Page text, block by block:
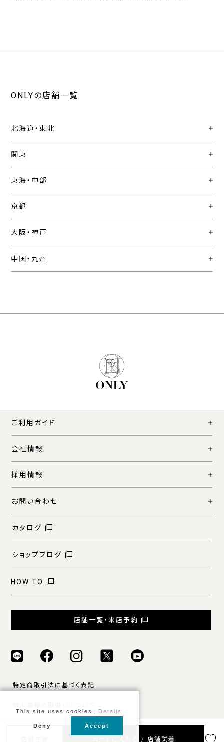
カートに入れる / 店舗試着
ONLYの店舗一覧
北海道・東北
関東
東海・中部
京都
大阪・神戸
中国・九州
ご利用ガイド
会社情報
採用情報
お問い合わせ
カタログ
ショップブログ
HOW TO
店舗一覧・来店予約
特定商取引法に基づく表記
ご利用規約
This site uses cookies. Details
Deny Accept